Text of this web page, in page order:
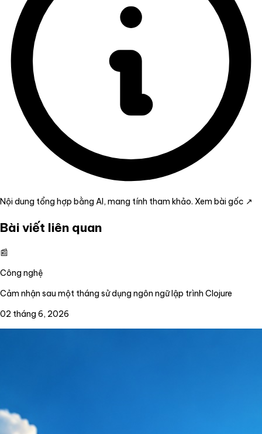
Nội dung tổng hợp bằng AI, mang tính tham khảo. Xem bài gốc ↗
Bài viết liên quan
📰
Công nghệ
Cảm nhận sau một tháng sử dụng ngôn ngữ lập trình Clojure
02 tháng 6, 2026